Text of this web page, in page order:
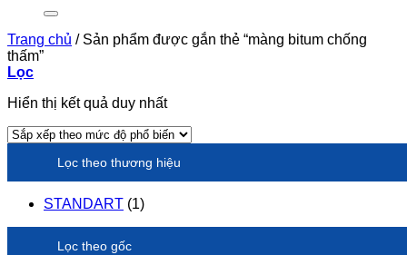
Trang chủ /Sản phẩm được gắn thẻ “màng bitum chống
thấm”
Lọc
Hiển thị kết quả duy nhất
Lọc theo thương hiệu
STANDART (1)
Lọc theo gốc